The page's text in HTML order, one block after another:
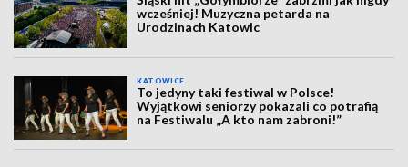
wcześniej! Muzyczna petarda na
Urodzinach Katowic
KATOWICE
To jedyny taki festiwal w Polsce!
Wyjątkowi seniorzy pokazali co potrafią
na Festiwalu „A kto nam zabroni!”